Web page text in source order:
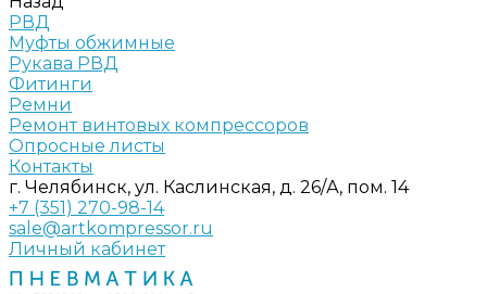
РВД
Муфты обжимные
Рукава РВД
Фитинги
Ремни
Ремонт винтовых компрессоров
Опросные листы
Контакты
г. Челябинск, ул. Каслинская, д. 26/А, пом. 14
+7 (351) 270-98-14
sale@artkompressor.ru
Личный кабинет